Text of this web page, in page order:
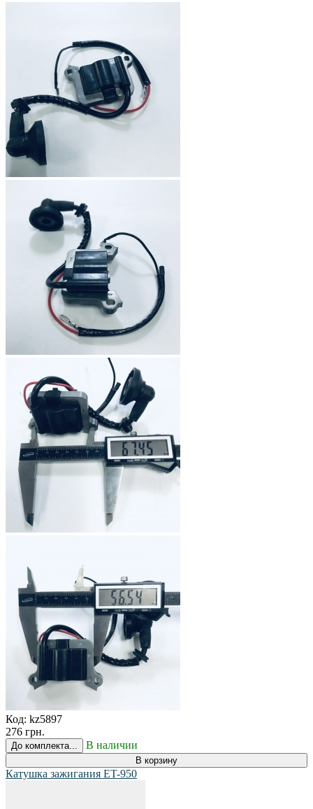
Код: kz5897
276 грн.
До комплекта... В наличии
В корзину
Катушка зажигания ET-950